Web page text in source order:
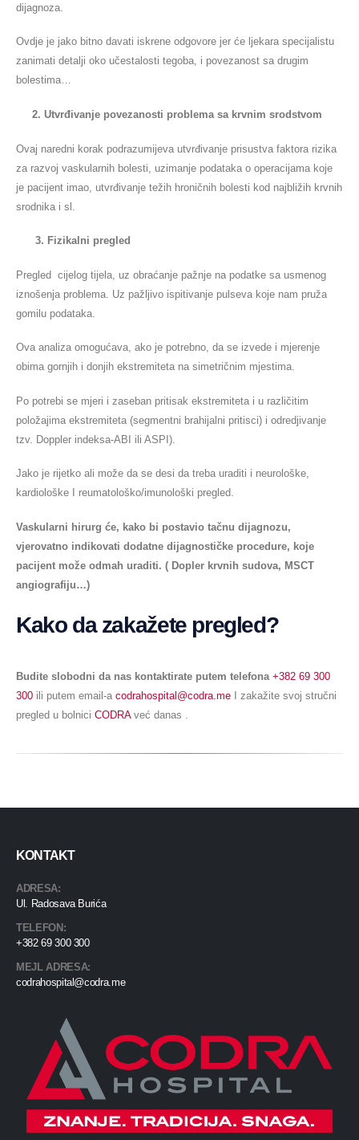
dijagnoza.
Ovdje je jako bitno davati iskrene odgovore jer će ljekara specijalistu
zanimati detalji oko učestalosti tegoba, i povezanost sa drugim
bolestima…
2. Utvrđivanje povezanosti problema sa krvnim srodstvom
Ovaj naredni korak podrazumijeva utvrđivanje prisustva faktora rizika
za razvoj vaskularnih bolesti, uzimanje podataka o operacijama koje
je pacijent imao, utvrđivanje težih hroničnih bolesti kod najbližih krvnih
srodnika i sl.
3. Fizikalni pregled
Pregled cijelog tijela, uz obraćanje pažnje na podatke sa usmenog
iznošenja problema. Uz pažljivo ispitivanje pulseva koje nam pruža
gomilu podataka.
Ova analiza omogućava, ako je potrebno, da se izvede i mjerenje
obima gornjih i donjih ekstremiteta na simetričnim mjestima.
Po potrebi se mjeri i zaseban pritisak ekstremiteta i u različitim
položajima ekstremiteta (segmentni brahijalni pritisci) i odredjivanje
tzv. Doppler indeksa-ABI ili ASPI).
Jako je rijetko ali može da se desi da treba uraditi i neurološke,
kardiološke I reumatološko/imunološki pregled.
Vaskularni hirurg će, kako bi postavio tačnu dijagnozu,
vjerovatno indikovati dodatne dijagnostičke procedure, koje
pacijent može odmah uraditi. ( Dopler krvnih sudova, MSCT
angiografiju…)
Kako da zakažete pregled?
Budite slobodni da nas kontaktirate putem telefona +382 69 300
300 ili putem email-a codrahospital@codra.me I zakažite svoj stručni
pregled u bolnici CODRAveć danas .
KONTAKT
ADRESA:
Ul. Radosava Burića
TELEFON:
+382 69 300 300
MEJL ADRESA:
codrahospital@codra.me